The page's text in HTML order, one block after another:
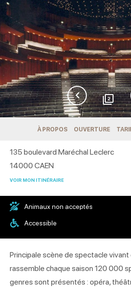
2
À PROPOS OUVERTURE
135 boulevard Maréchal Leclerc
14000 CAEN
VOIR MON ITINÉRAIRE
Animaux non acceptés
Accessible
Principale scène de spectacle vivant
rassemble chaque saison 120 000
genres sont présentés : opéra,